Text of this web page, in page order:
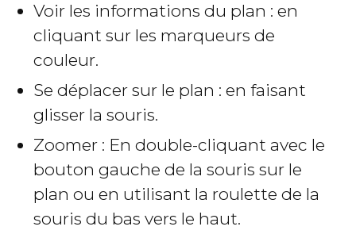
Voir les informations du plan : en
cliquant sur les marqueurs de
couleur.
Se déplacer sur le plan : en faisant
glisser la souris.
Zoomer : En double-cliquant avec le
bouton gauche de la souris sur le
plan ou en utilisant la roulette de la
souris du bas vers le haut.